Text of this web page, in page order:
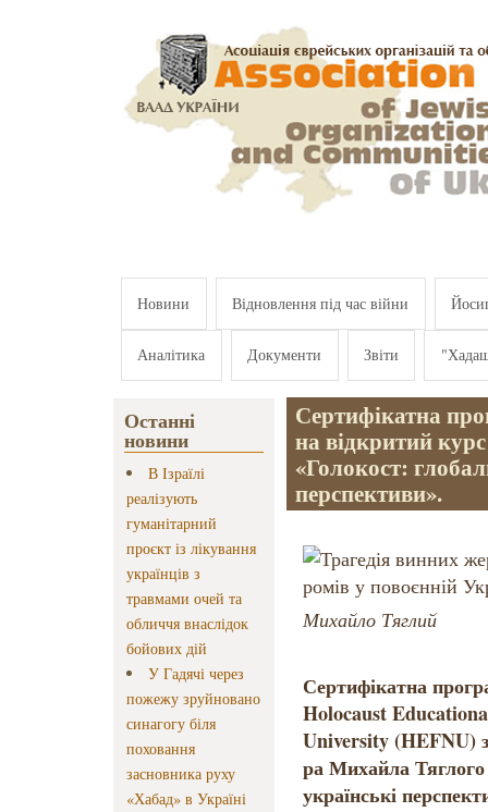
Новини Відновлення під час війни
Аналітика Документи Звіти
Останні
новини
В Ізраїлі
реалізують
гуманітарний
проєкт із лікування
українців з
травмами очей та
обличчя внаслідок
бойових дій
У Гадячі через
пожежу зруйновано
синагогу біля
поховання
засновника руху
«Хабад» в Україні
Сертифікатна
на відкритий
«Голокост:
перспективи».
Михайло Тяглий
Сертифікатна
Holocaust
University (HEFNU)
ра Михайла Тяглого
українські